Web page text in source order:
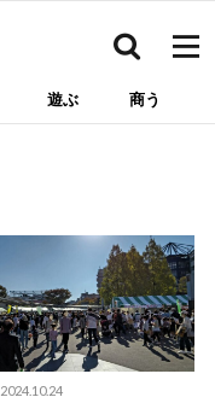
遊ぶ 商う
2024.10.24